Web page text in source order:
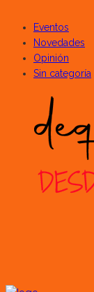
Eventos
Novedades
Opinión
Sin categoría